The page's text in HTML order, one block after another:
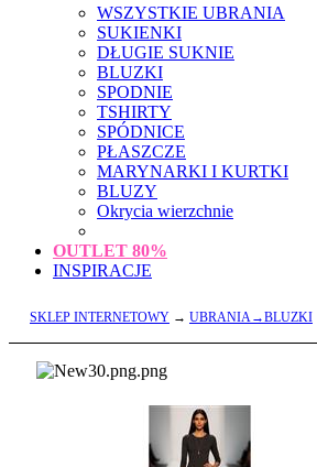
WSZYSTKIE UBRANIA
SUKIENKI
DŁUGIE SUKNIE
BLUZKI
SPODNIE
TSHIRTY
SPÓDNICE
PŁASZCZE
MARYNARKI I KURTKI
BLUZY
Okrycia wierzchnie
OUTLET 80%
INSPIRACJE
SKLEP INTERNETOWY → UBRANIA→BLUZKI